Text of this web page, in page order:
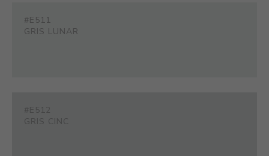
#E511
GRIS LUNAR
#E512
GRIS CINC